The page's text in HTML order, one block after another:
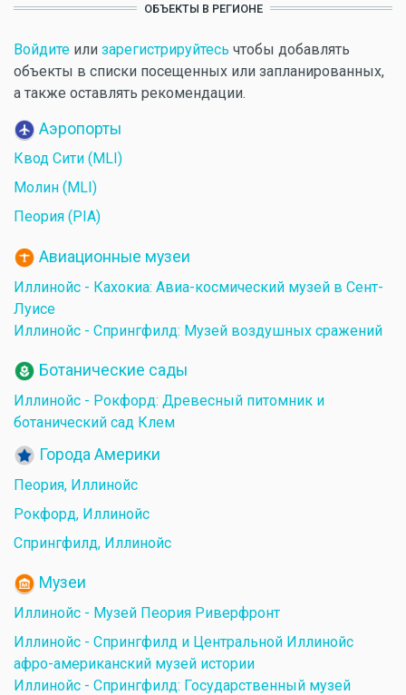
ОБЪЕКТЫ В РЕГИОНЕ
Войдите или зарегистрируйтесь чтобы добавлять
объекты в списки посещенных или запланированных,
а также оставлять рекомендации.
Аэропорты
Квод Сити (MLI)
Молин (MLI)
Пеория (PIA)
Авиационные музеи
Иллинойс - Кахокиа: Авиа-космический музей в Сент-
Луисе
Иллинойс - Спрингфилд: Музей воздушных сражений
Ботанические сады
Иллинойс - Рокфорд: Древесный питомник и
ботанический сад Клем
Города Америки
Пеория, Иллинойс
Рокфорд, Иллинойс
Спрингфилд, Иллинойс
Музеи
Иллинойс - Музей Пеория Риверфронт
Иллинойс - Спрингфилд и Центральной Иллинойс
афро-американский музей истории
Иллинойс - Спрингфилд: Государственный музей